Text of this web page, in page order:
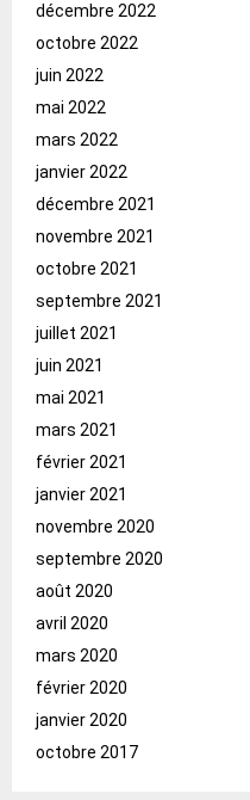
décembre 2022
octobre 2022
juin 2022
mai 2022
mars 2022
janvier 2022
décembre 2021
novembre 2021
octobre 2021
septembre 2021
juillet 2021
juin 2021
mai 2021
mars 2021
février 2021
janvier 2021
novembre 2020
septembre 2020
août 2020
avril 2020
mars 2020
février 2020
janvier 2020
octobre 2017